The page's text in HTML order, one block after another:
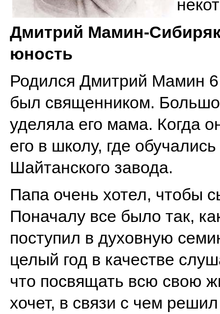
Дмитрий Мамин-
юность
Родился Дмитрий Мамин
был священником.
уделяла его мама. Когда
его в школу, где
Шайтанского завода.
Папа очень хотел, чтобы
Поначалу все было так,
поступил в духовную
целый год в качестве
что посвящать всю свою
хочет, в связи с чем